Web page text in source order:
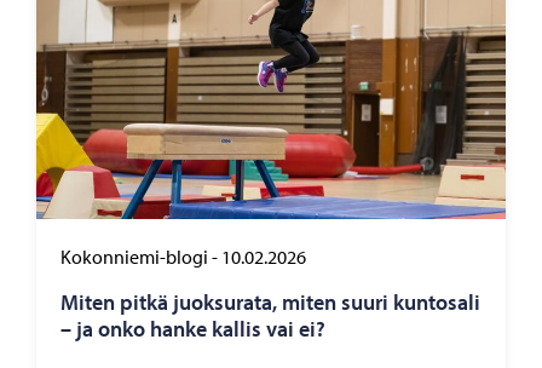
Kokonniemi-blogi - 10.02.2026
Miten pitkä juok­su­ra­ta, miten suuri kun­to­sa­li
– ja onko hanke kal­lis vai ei?